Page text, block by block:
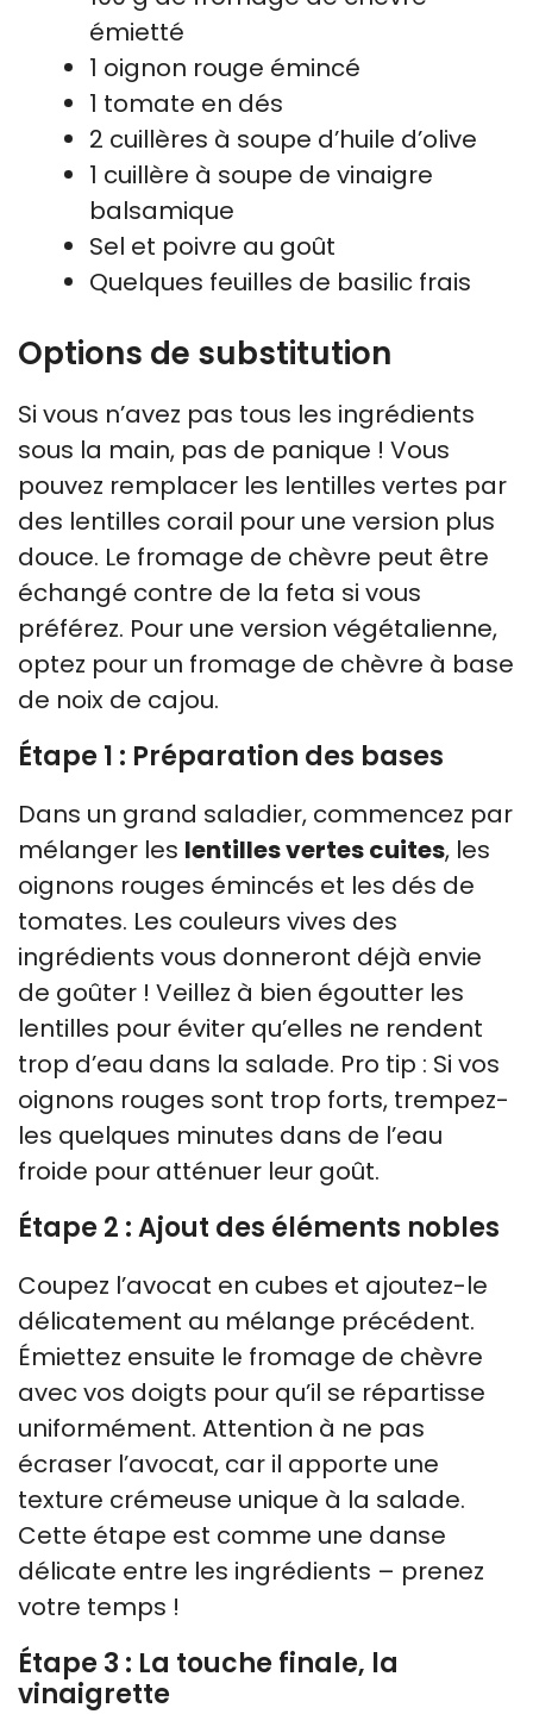
émietté
1 oignon rouge émincé
1 tomate en dés
2 cuillères à soupe d’huile d’olive
1 cuillère à soupe de vinaigre
balsamique
Sel et poivre au goût
Quelques feuilles de basilic frais
Options de substitution
Si vous n’avez pas tous les ingrédients
sous la main, pas de panique ! Vous
pouvez remplacer les lentilles vertes par
des lentilles corail pour une version plus
douce. Le fromage de chèvre peut être
échangé contre de la feta si vous
préférez. Pour une version végétalienne,
optez pour un fromage de chèvre à base
de noix de cajou.
Étape 1 : Préparation des bases
Dans un grand saladier, commencez par
mélanger les lentilles vertes cuites, les
oignons rouges émincés et les dés de
tomates. Les couleurs vives des
ingrédients vous donneront déjà envie
de goûter ! Veillez à bien égoutter les
lentilles pour éviter qu’elles ne rendent
trop d’eau dans la salade. Pro tip : Si vos
oignons rouges sont trop forts, trempez-
les quelques minutes dans de l’eau
froide pour atténuer leur goût.
Étape 2 : Ajout des éléments nobles
Coupez l’avocat en cubes et ajoutez-le
délicatement au mélange précédent.
Émiettez ensuite le fromage de chèvre
avec vos doigts pour qu’il se répartisse
uniformément. Attention à ne pas
écraser l’avocat, car il apporte une
texture crémeuse unique à la salade.
Cette étape est comme une danse
délicate entre les ingrédients – prenez
votre temps !
Étape 3 : La touche finale, la
vinaigrette